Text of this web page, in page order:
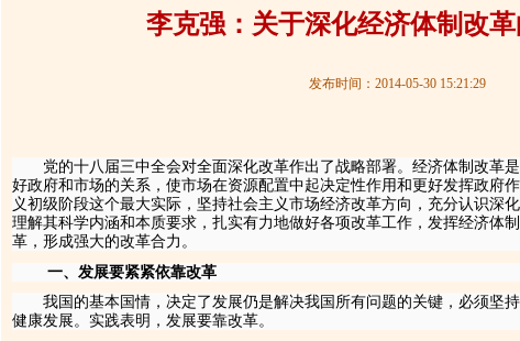
李克强：关于深化经济体制改
发布时间：2014-05-30 15:21:29
党的十八届三中全会对全面深化改革作出了战略部署。经济体制改革
好政府和市场的关系，使市场在资源配置中起决定性作用和更好发挥政府
义初级阶段这个最大实际，坚持社会主义市场经济改革方向，充分认识深
理解其科学内涵和本质要求，扎实有力地做好各项改革工作，发挥经济体
革，形成强大的改革合力。
一、发展要紧紧依靠改革
我国的基本国情，决定了发展仍是解决我国所有问题的关键，必须坚
健康发展。实践表明，发展要靠改革。